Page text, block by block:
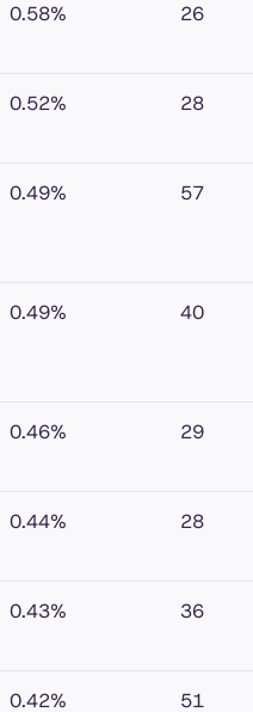
0.58% 26
0.52% 28
0.49% 57
0.49% 40
0.46% 29
0.44% 28
0.43% 36
0.42% 51